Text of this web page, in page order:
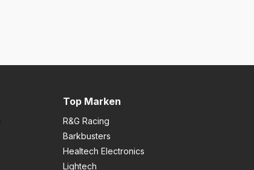
Top Marken
R&G Racing
Barkbusters
Healtech Electronics
Lightech